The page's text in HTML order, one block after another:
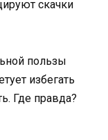
скачки
пользы
избегать
Где правда?